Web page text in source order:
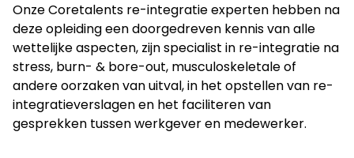
Onze Coretalents re-integratie experten hebben na
deze opleiding een doorgedreven kennis van alle
wettelijke aspecten, zijn specialist in re-integratie na
stress, burn- & bore-out, musculoskeletale of
andere oorzaken van uitval, in het opstellen van re-
integratieverslagen en het faciliteren van
gesprekken tussen werkgever en medewerker.